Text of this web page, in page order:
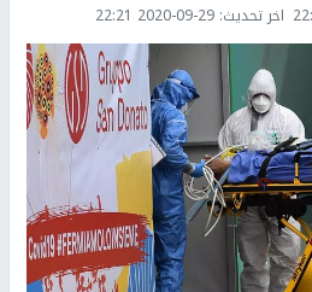
اخر تحديث: 2020-09-29 22:21